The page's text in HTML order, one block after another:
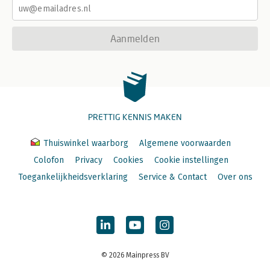
Aanmelden
PRETTIG KENNIS MAKEN
Thuiswinkel waarborg
Algemene voorwaarden
Colofon
Privacy Cookies
Cookie instellingen
Toegankelijkheidsverklaring
Service & Contact Over ons
© 2026 Mainpress BV